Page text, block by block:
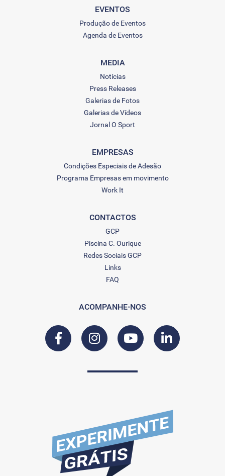
EVENTOS
Produção de Eventos
Agenda de Eventos
MEDIA
Notícias
Press Releases
Galerias de Fotos
Galerias de Vídeos
Jornal O Sport
EMPRESAS
Condições Especiais de Adesão
Programa Empresas em movimento
Work It
CONTACTOS
GCP
Piscina C. Ourique
Redes Sociais GCP
Links
FAQ
ACOMPANHE-NOS